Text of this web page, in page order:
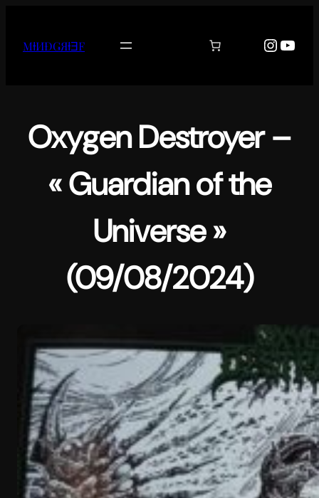
contenu
MƗИĐǤЯƗƎF
Oxygen Destroyer –
« Guardian of the
Universe »
(09/08/2024)